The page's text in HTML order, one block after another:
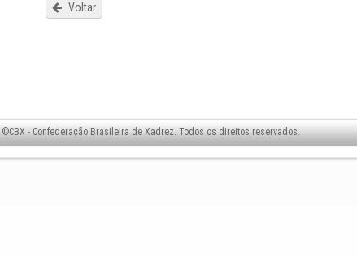
Voltar
©CBX - Confederação Brasileira de Xadrez. Todos os direitos reservados.